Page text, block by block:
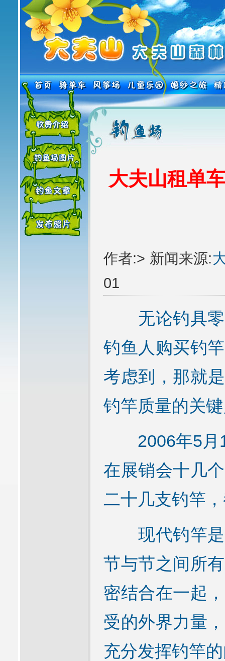
大夫山租单
作者:> 新闻来源:
01
无论钓具零
钓鱼人购买钓
考虑到，那就
钓竿质量的关
2006年5月
在展销会十几
二十几支钓竿
现代钓竿是
节与节之间所
密结合在一起
受的外界力量
充分发挥钓竿